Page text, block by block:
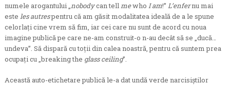
numele arogantului „nobodycan tellmewho I am!” L’enfernu mai
este les autrespentru că am găsit modalitatea ideală de a le spune
celorlaţi cine vrem să fim, iar cei care nu sunt de acord cu noua
imagine publică pe care ne-am construit-o n-au decât să se „ducă…
undeva”. Să dispară cu toţii din calea noastră, pentru că suntem prea
ocupaţi cu „breaking the glass ceiling”.
Această auto-etichetare publică le-a dat undă verde narcisiştilor